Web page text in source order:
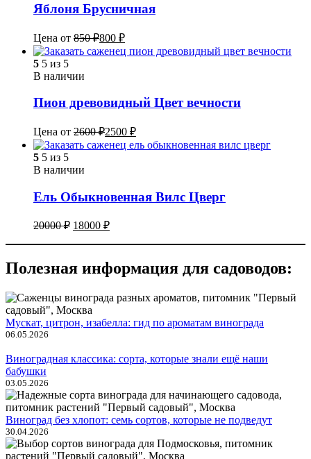
Яблоня Брусничная
Цена от 850₽800 ₽
5 5 из 5
В наличии
Пион древовидный Цвет вечности
Цена от 2600₽2500 ₽
5 5 из 5
В наличии
Ель Обыкновенная Вилс Цверг
20000₽ 18000 ₽
Полезная информация для садоводов:
Мускат, цитрон, изабелла: гид по ароматам винограда
06.05.2026
Виноградная классика: сорта, которые знали ещё наши
бабушки
03.05.2026
Виноград без хлопот: семь сортов, которые не подведут
30.04.2026